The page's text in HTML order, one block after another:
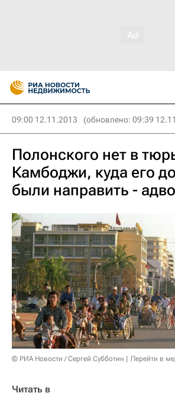
09:00 12.11.2013 (обновлено: 09:39
Полонского нет в
Камбоджи, куда его
были направить -
© РИА Новости / Сергей Субботин Перейти в
Читать в